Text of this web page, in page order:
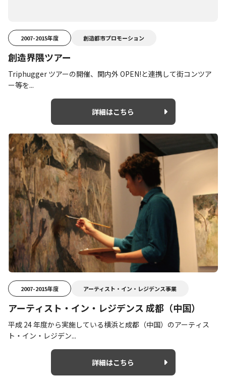
2007-2015年度 創造都市プロモーション
創造界隈ツアー
Triphugger ツアーの開催、関内外 OPEN!と連携して街コンツア
ー等を...
詳細はこちら
2007-2015年度 アーティスト・イン・レジデンス事業
アーティスト・イン・レジデンス 成都（中国）
平成 24 年度から実施している横浜と成都（中国）のアーティス
ト・イン・レジデン...
詳細はこちら